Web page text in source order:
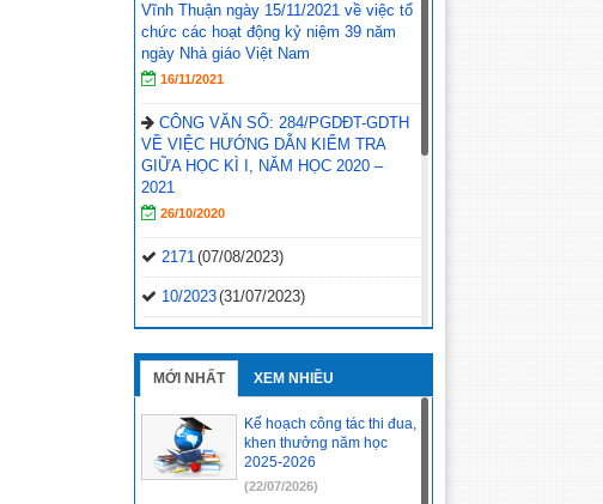
Vĩnh Thuận ngày 15/11/2021 về việc tổ
chức các hoạt động kỷ niệm 39 năm
ngày Nhà giáo Việt Nam
16/11/2021
CÔNG VĂN SỐ: 284/PGDĐT-GDTH
VỀ VIỆC HƯỚNG DẪN KIỂM TRA
GIỮA HỌC KÌ I, NĂM HỌC 2020 –
2021
26/10/2020
2171(07/08/2023)
10/2023(31/07/2023)
1814/KL-BGDĐT(07/02/2023)
2496-QD-UBND (10/10/2022)
2495-QD-UBND(10/10/2022)
2494-QD-UBND(10/10/2022)
MỚI NHẤT XEM NHIỀU
Kế hoạch công tác thi đua,
khen thưởng năm học
2025-2026
(22/07/2026)